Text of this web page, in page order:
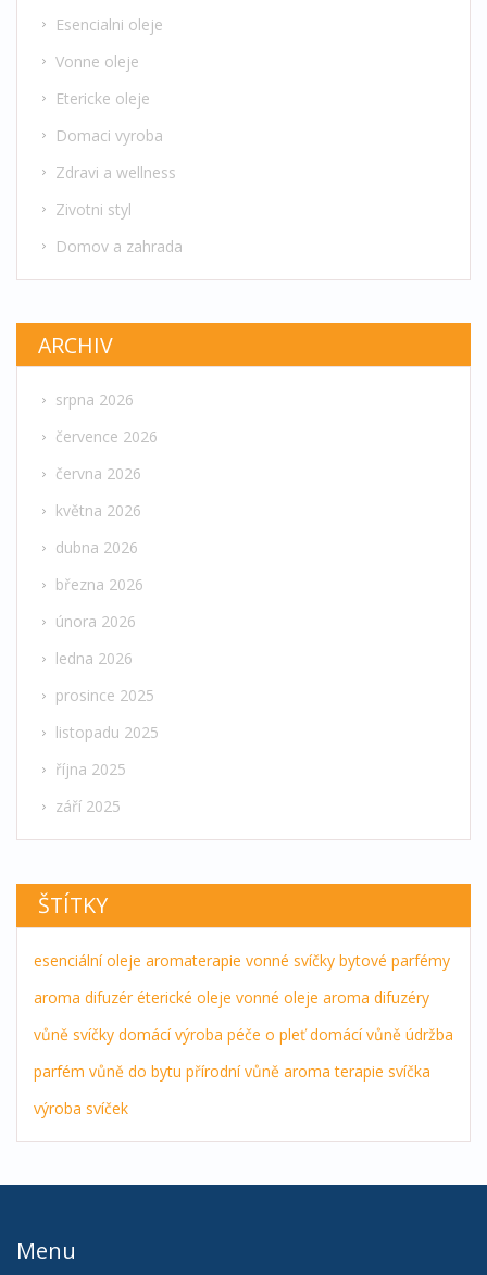
Esencialni oleje
Vonne oleje
Etericke oleje
Domaci vyroba
Zdravi a wellness
Zivotni styl
Domov a zahrada
ARCHIV
srpna 2026
července 2026
června 2026
května 2026
dubna 2026
března 2026
února 2026
ledna 2026
prosince 2025
listopadu 2025
října 2025
září 2025
ŠTÍTKY
esenciální oleje aromaterapie vonné svíčky bytové parfémy
aroma difuzér éterické oleje vonné oleje aroma difuzéry
vůně svíčky domácí výroba péče o pleť domácí vůně údržba
parfém vůně do bytu přírodní vůně aroma terapie svíčka
výroba svíček
Menu